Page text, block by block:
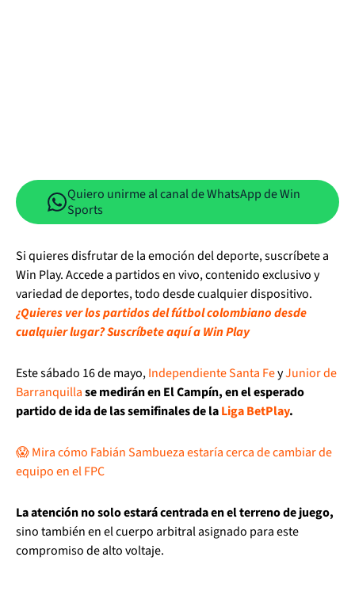
Quiero unirme al canal de WhatsApp de Win
Sports
Si quieres disfrutar de la emoción del deporte, suscríbete a
Win Play. Accede a partidos en vivo, contenido exclusivo y
variedad de deportes, todo desde cualquier dispositivo.
¿Quieres ver los partidos del fútbol colombiano desde
cualquier lugar? Suscríbete aquí a Win Play
Este sábado 16 de mayo,Independiente Santa FeyJunior de
Barranquillase medirán en El Campín, en el esperado
partido de ida de las semifinales de laLiga BetPlay.
😱 Mira cómo Fabián Sambueza estaría cerca de cambiar de
equipo en el FPC
La atención no solo estará centrada en el terreno de juego,
sino también en el cuerpo arbitral asignado para este
compromiso de alto voltaje.